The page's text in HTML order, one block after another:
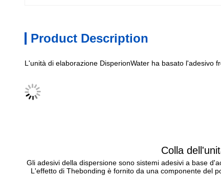
Product Description
L'unità di elaborazione DisperionWater ha basato l'adesivo
Colla
Gli adesivi della dispersione sono sistemi adesivi a base
L'effetto di Thebonding è fornito da una componente del